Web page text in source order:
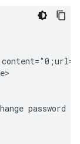
password